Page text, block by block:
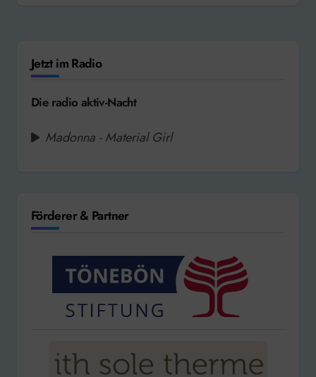
Jetzt im Radio
Die radio aktiv-Nacht
Madonna - Material Girl
Förderer & Partner